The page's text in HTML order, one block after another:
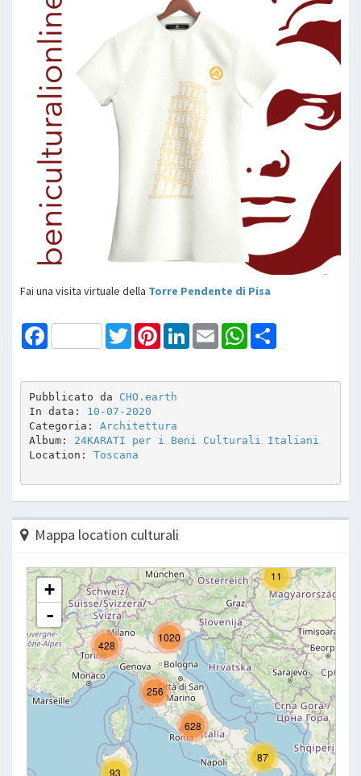
Fai una visita virtuale della Torre Pendente di Pisa
Facebook TwitterPinterestLinkedInEmail WhatsApp
Pubblicato da CHO.earth
In data: 10-07-2020
Categoria: Architettura
Album: 24KARATI per i Beni Culturali Italiani
Location: Toscana
Mappa location culturali